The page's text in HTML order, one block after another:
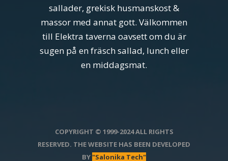
sallader, grekisk husmanskost &
massor med annat gott. Välkommen
till Elektra taverna oavsett om du är
sugen på en fräsch sallad, lunch eller
en middagsmat.
COPYRIGHT © 1999-2024 ALL RIGHTS
RESERVED. THE WEBSITE HAS BEEN DEVELOPED
BY "Salonika Tech"